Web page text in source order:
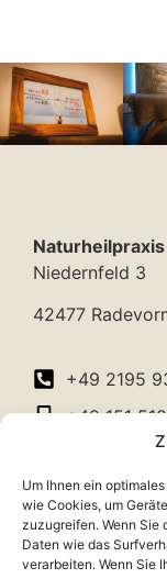
Um Ihnen ein
wie Cookies, um
zuzugreifen. Wenn Sie
Daten wie das
verarbeiten. Wenn Sie
Niedernfeld 3
42477
+49 2195
+49 151
info@nhp-
www.nhp-